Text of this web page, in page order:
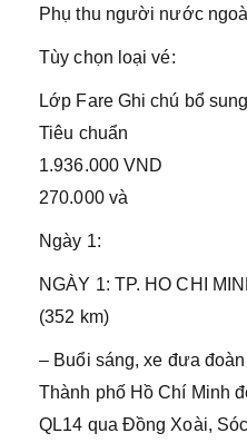
Phụ thu người nước
Tùy chọn loại vé:
Lớp Fare Ghi chú bổ sung
Tiêu chuẩn
1.936.000 VND
270.000 và
Ngày 1:
NGÀY 1: TP. HO CHI
(352 km)
– Buổi sáng, xe đưa
Thành phố Hồ Chí Minh
QL14 qua Đồng Xoài,